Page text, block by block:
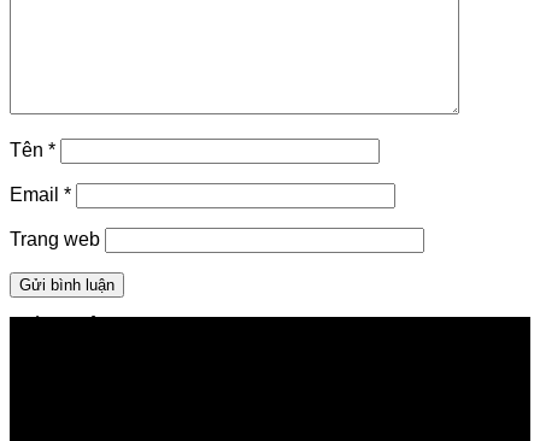
Tên *
Email *
Trang web